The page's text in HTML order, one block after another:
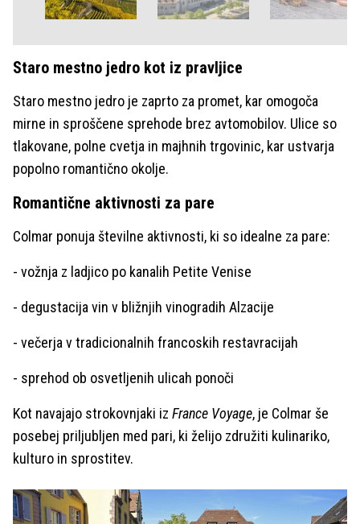
Staro mestno jedro kot iz pravljice
Staro mestno jedro je zaprto za promet, kar omogoča
mirne in sproščene sprehode brez avtomobilov. Ulice so
tlakovane, polne cvetja in majhnih trgovinic, kar ustvarja
popolno romantično okolje.
Romantične aktivnosti za pare
Colmar ponuja številne aktivnosti, ki so idealne za pare:
- vožnja z ladjico po kanalih Petite Venise
- degustacija vin v bližnjih vinogradih Alzacije
- večerja v tradicionalnih francoskih restavracijah
- sprehod ob osvetljenih ulicah ponoči
Kot navajajo strokovnjaki iz France Voyage, je Colmar še
posebej priljubljen med pari, ki želijo združiti kulinariko,
kulturo in sprostitev.